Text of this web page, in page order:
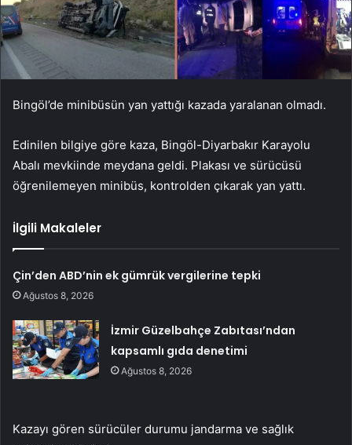
Bingöl’de minibüsün yan yattığı kazada yaralanan olmadı.
Edinilen bilgiye göre kaza, Bingöl-Diyarbakır Karayolu
Abalı mevkiinde meydana geldi. Plakası ve sürücüsü
öğrenilemeyen minibüs, kontrolden çıkarak yan yattı.
İlgili Makaleler
Çin’den ABD’nin ek gümrük vergilerine tepki
Ağustos 8, 2026
İzmir Güzelbahçe Zabıtası’ndan
kapsamlı gıda denetimi
Ağustos 8, 2026
Kazayı gören sürücüler durumu jandarma ve sağlık